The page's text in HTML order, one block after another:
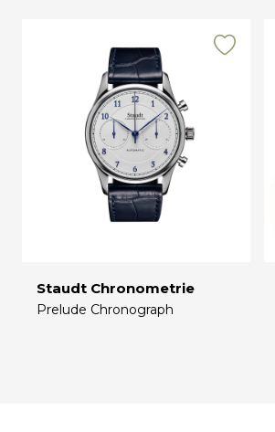
Staudt Chronometrie
Prelude Chronograph